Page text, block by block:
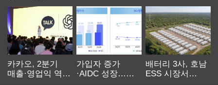
카카오, 2분기
매출·영업익 역대
가입자 증가
·AIDC 성장…
배터리 3사, 호남
ESS 시장서